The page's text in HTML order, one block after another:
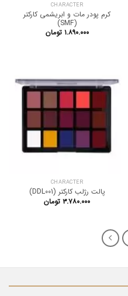
CHARACTER
کرم پودر مات و ابریشمی کارکتر
(SMF)
۱.۸۹۰.۰۰۰ تومان
CHARACTER
پالت رژلب کارکتر (DDL001)
۳.۷۸۰.۰۰۰ تومان